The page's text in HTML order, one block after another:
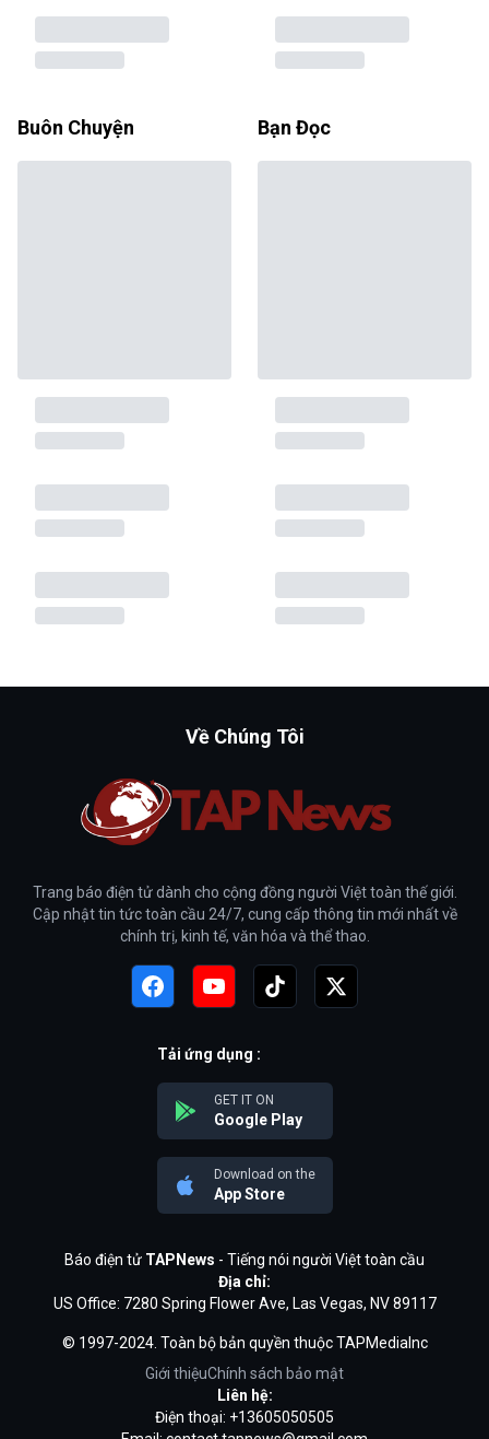
Buôn Chuyện Bạn Đọc
Về Chúng Tôi
Trang báo điện tử dành cho cộng đồng người Việt toàn thế giới.
Cập nhật tin tức toàn cầu 24/7, cung cấp thông tin mới nhất về
chính trị, kinh tế, văn hóa và thể thao.
Tải ứng dụng :
GET IT ON
Google Play
Download on the
App Store
Báo điện tử TAPNews - Tiếng nói người Việt toàn cầu
Địa chỉ:
US Office: 7280 Spring Flower Ave, Las Vegas, NV 89117
© 1997-2024. Toàn bộ bản quyền thuộc TAPMediaInc
Giới thiệuChính sách bảo mật
Liên hệ:
Điện thoại: +13605050505